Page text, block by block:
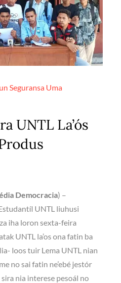
Seguransa Uma
UNTL La’ós
Democracia) –
UNTL liuhusi
iha loron sexta-feira
UNTL la’os ona fatin ba
loos tuir Lema UNTL nian
no sai fatin ne’ebé jestór
nia interese pesoál no